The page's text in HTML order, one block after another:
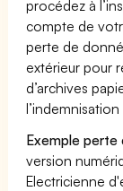
procédez à
compte de
perte de
extérieur pour
d’archives
Exemple perte
version
Electricienne